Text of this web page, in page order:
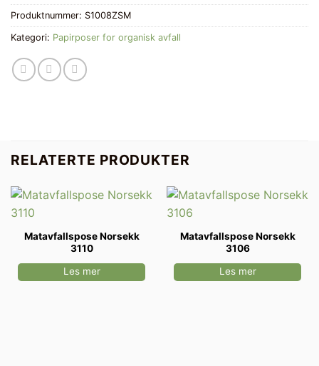
Produktnummer: S1008ZSM
Kategori: Papirposer for organisk avfall
RELATERTE PRODUKTER
Matavfallspose Norsekk
3110
Les mer
Matavfallspose Norsekk
3106
Les mer